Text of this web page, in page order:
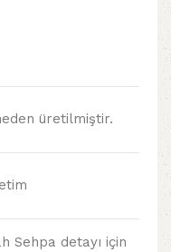
üretilmiştir.
Sehpa detayı için